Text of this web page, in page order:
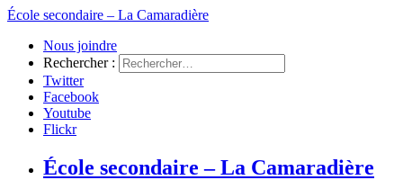
École secondaire – La Camaradière
Nous joindre
Rechercher :
Twitter
Facebook
Youtube
Flickr
École secondaire – La Camaradière